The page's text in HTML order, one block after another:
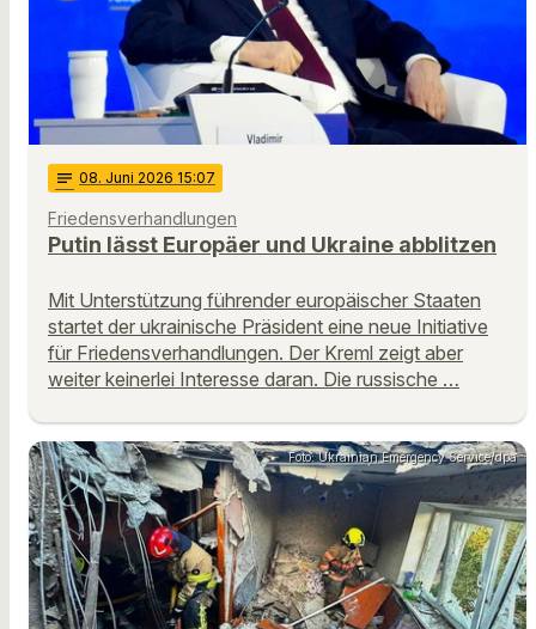
notes 08. Juni 2026 15:07
Friedensverhandlungen
Putin lässt Europäer und Ukraine abblitzen
Mit Unterstützung führender europäischer Staaten
startet der ukrainische Präsident eine neue Initiative
für Friedensverhandlungen. Der Kreml zeigt aber
weiter keinerlei Interesse daran. Die russische …
Foto: Ukrainian Emergency Service/dpa